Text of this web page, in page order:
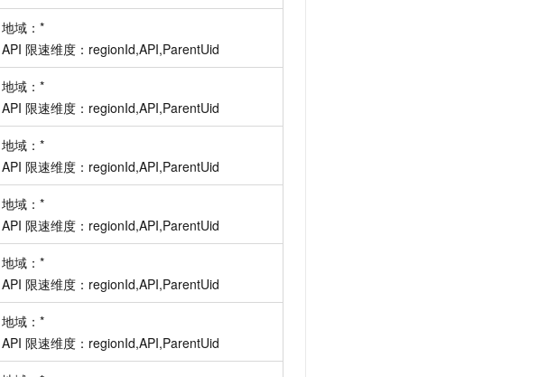
地域： *
API 限速维度： regionId,API,ParentUid
地域： *
API 限速维度： regionId,API,ParentUid
地域： *
API 限速维度： regionId,API,ParentUid
地域： *
API 限速维度： regionId,API,ParentUid
地域： *
API 限速维度： regionId,API,ParentUid
地域： *
API 限速维度： regionId,API,ParentUid